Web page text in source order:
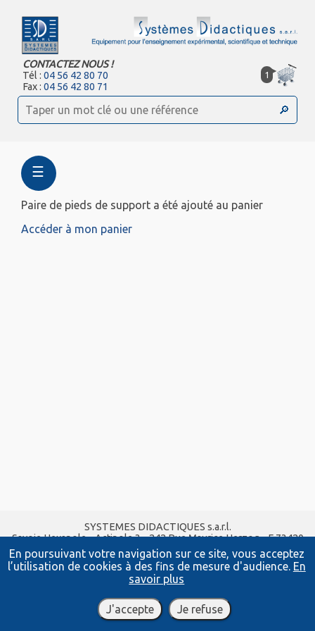
En poursuivant votre navigation sur ce site, vous acceptez
l’utilisation de cookies à des fins de mesure d'audience. En
savoir plus
J'accepte Je refuse
CONTACTEZ NOUS !
Tél :04 56 42 80 70
Fax :04 56 42 80 71
1
☰
Paire de pieds de support a été ajouté au panier
Accéder à mon panier
SYSTEMES DIDACTIQUES s.a.r.l.
Savoie Hexapole - Actipole 3 - 242 Rue Maurice Herzog - F 73420
VIVIERS DU LAC
Tel : 04 56 42 80 70| Fax :04 56 42 80 71
xavier.granjon@systemes-didactiques.fr
systemes-didactiques.fr